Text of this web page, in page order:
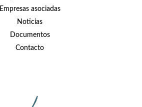
Empresas asociadas
Noticias
Documentos
Contacto